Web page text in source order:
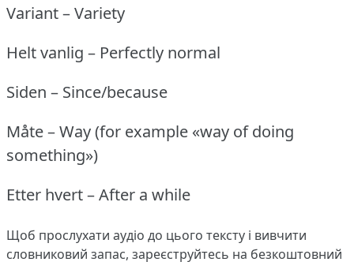
Variant – Variety
Helt vanlig – Perfectly normal
Siden – Since/because
Måte – Way (for example «way of doing
something»)
Etter hvert – After a while
Щоб прослухати аудіо до цього тексту і вивчити
словниковий запас, зареєструйтесь на безкоштовний